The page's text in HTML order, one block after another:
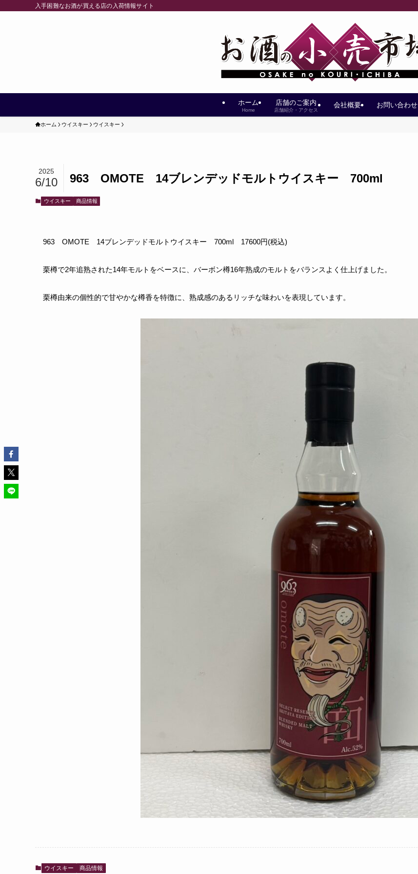
入手困難なお酒が買える店の入荷情報サイト
ホーム
Home
店舗のご案内
店舗紹介・アクセス
会社概要 お問い合わせ
ホーム ウイスキー ウイスキー
963 OMOTE 14ブレンデッドモルトウイスキー 700ml
2025
6/10
ウイスキー 商品情報
963 OMOTE 14ブレンデッドモルトウイスキー 700ml 17600円(税込)
栗樽で2年追熟された14年モルトをベースに、バーボン樽16年熟成のモルトをバランスよく仕上げました。
栗樽由来の個性的で甘やかな樽香を特徴に、熟成感のあるリッチな味わいを表現しています。
ウイスキー 商品情報